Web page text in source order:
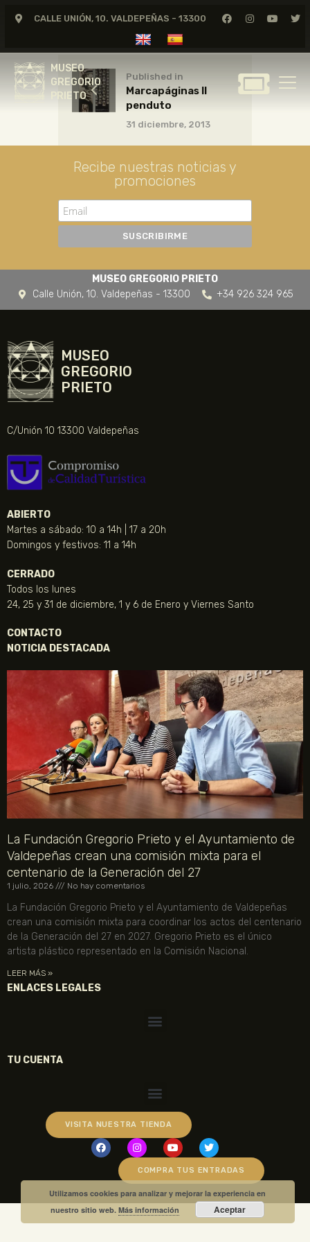
CALLE UNIÓN, 10. VALDEPEÑAS - 13300
MUSEO
GREGORIO
PRIETO
MUSEO
GREGORIO
GREGORIO PRIETO
CERTAMEN DE DIBUJO
FUNDACIÓN
TIENDA
NOTICIAS
Published in
Marcapáginas Il
penduto
31 diciembre, 2013
Recibe nuestras noticias y
promociones
MUSEO GREGORIO PRIETO
Calle Unión, 10. Valdepeñas - 13300
+34 926 324 965
MUSEO
GREGORIO
PRIETO
C/Unión 10 13300 Valdepeñas
ABIERTO
Martes a sábado: 10 a 14h | 17 a 20h
Domingos y festivos: 11 a 14h
CERRADO
Todos los lunes
24, 25 y 31 de diciembre, 1 y 6 de Enero y Viernes Santo
CONTACTO
NOTICIA DESTACADA
La Fundación Gregorio Prieto y el Ayuntamiento de
Valdepeñas crean una comisión mixta para el
centenario de la Generación del 27
1 julio, 2026 No hay comentarios
La Fundación Gregorio Prieto y el Ayuntamiento de Valdepeñas
crean una comisión mixta para coordinar los actos del centenario
de la Generación del 27 en 2027. Gregorio Prieto es el único
artista plástico representado en la Comisión Nacional.
LEER MÁS »
ENLACES LEGALES
TU CUENTA
VISITA NUESTRA TIENDA
COMPRA TUS ENTRADAS
Utilizamos cookies para analizar y mejorar la experiencia en
nuestro sitio web.Más información Aceptar